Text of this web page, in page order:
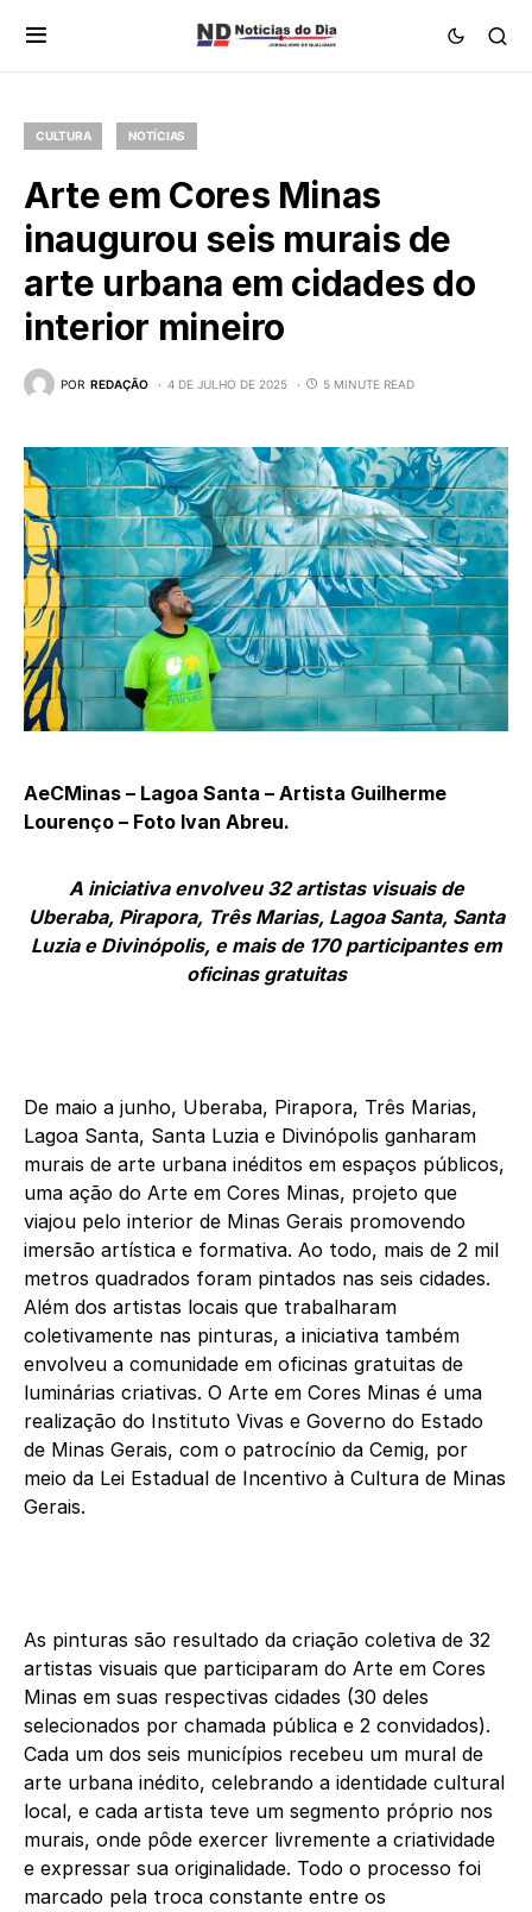
CULTURA NOTÍCIAS
Arte em Cores Minas
inaugurou seis murais de
arte urbana em cidades do
interior mineiro
POR REDAÇÃO 4 DE JULHO DE 2025 5 MINUTE READ
AeCMinas – Lagoa Santa – Artista Guilherme
Lourenço – Foto Ivan Abreu.
A iniciativa envolveu 32 artistas visuais de
Uberaba, Pirapora, Três Marias, Lagoa Santa, Santa
Luzia e Divinópolis, e mais de 170 participantes em
oficinas gratuitas
De maio a junho, Uberaba, Pirapora, Três Marias,
Lagoa Santa, Santa Luzia e Divinópolis ganharam
murais de arte urbana inéditos em espaços públicos,
uma ação do Arte em Cores Minas, projeto que
viajou pelo interior de Minas Gerais promovendo
imersão artística e formativa. Ao todo, mais de 2 mil
metros quadrados foram pintados nas seis cidades.
Além dos artistas locais que trabalharam
coletivamente nas pinturas, a iniciativa também
envolveu a comunidade em oficinas gratuitas de
luminárias criativas. O Arte em Cores Minas é uma
realização do Instituto Vivas e Governo do Estado
de Minas Gerais, com o patrocínio da Cemig, por
meio da Lei Estadual de Incentivo à Cultura de Minas
Gerais.
As pinturas são resultado da criação coletiva de 32
artistas visuais que participaram do Arte em Cores
Minas em suas respectivas cidades (30 deles
selecionados por chamada pública e 2 convidados).
Cada um dos seis municípios recebeu um mural de
arte urbana inédito, celebrando a identidade cultural
local, e cada artista teve um segmento próprio nos
murais, onde pôde exercer livremente a criatividade
e expressar sua originalidade. Todo o processo foi
marcado pela troca constante entre os